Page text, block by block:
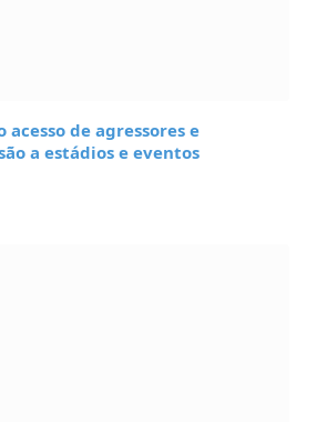
de agressores e
a estádios e eventos